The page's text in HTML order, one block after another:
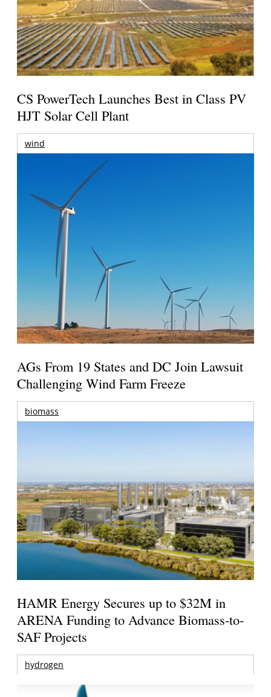
CS PowerTech Launches Best in Class PV
HJT Solar Cell Plant
wind
AGs From 19 States and DC Join Lawsuit
Challenging Wind Farm Freeze
biomass
HAMR Energy Secures up to $32M in
ARENA Funding to Advance Biomass-to-
SAF Projects
hydrogen